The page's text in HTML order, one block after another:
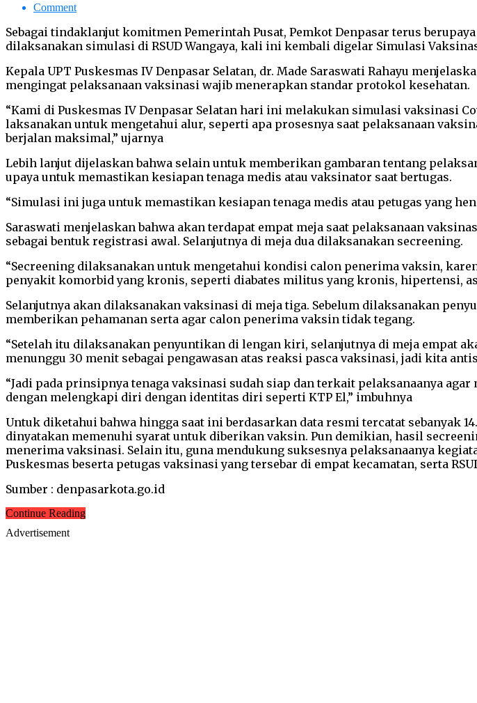
Comment
Sebagai tindaklanjut komitmen Pemerintah Pusat, Pemkot Denpasar terus
dilaksanakan simulasi di RSUD Wangaya, kali ini kembali digelar Simulasi
Kepala UPT Puskesmas IV Denpasar Selatan, dr. Made Saraswati Rahayu
mengingat pelaksanaan vaksinasi wajib menerapkan standar protokol kesehatan.
“Kami di Puskesmas IV Denpasar Selatan hari ini melakukan simulasi vaksinasi
laksanakan untuk mengetahui alur, seperti apa prosesnya saat pelaksanaan
berjalan maksimal,” ujarnya
Lebih lanjut dijelaskan bahwa selain untuk memberikan gambaran tentang
upaya untuk memastikan kesiapan tenaga medis atau vaksinator saat bertugas.
“Simulasi ini juga untuk memastikan kesiapan tenaga medis atau petugas yang
Saraswati menjelaskan bahwa akan terdapat empat meja saat pelaksanaan
sebagai bentuk registrasi awal. Selanjutnya di meja dua dilaksanakan secreening.
“Secreening dilaksanakan untuk mengetahui kondisi calon penerima vaksin,
penyakit komorbid yang kronis, seperti diabates militus yang kronis, hipertensi,
Selanjutnya akan dilaksanakan vaksinasi di meja tiga. Sebelum dilaksanakan
memberikan pehamanan serta agar calon penerima vaksin tidak tegang.
“Setelah itu dilaksanakan penyuntikan di lengan kiri, selanjutnya di meja empat
menunggu 30 menit sebagai pengawasan atas reaksi pasca vaksinasi, jadi kita
“Jadi pada prinsipnya tenaga vaksinasi sudah siap dan terkait pelaksanaanya
dengan melengkapi diri dengan identitas diri seperti KTP El,” imbuhnya
Untuk diketahui bahwa hingga saat ini berdasarkan data resmi tercatat sebanyak
dinyatakan memenuhi syarat untuk diberikan vaksin. Pun demikian, hasil
menerima vaksinasi. Selain itu, guna mendukung suksesnya pelaksanaanya
Puskesmas beserta petugas vaksinasi yang tersebar di empat kecamatan, serta
Sumber : denpasarkota.go.id
Continue Reading
Advertisement